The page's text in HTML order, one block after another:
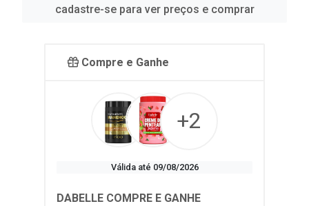
cadastre-se para ver preços e comprar
Compre e Ganhe
+2
Válida até 09/08/2026
DABELLE COMPRE E GANHE